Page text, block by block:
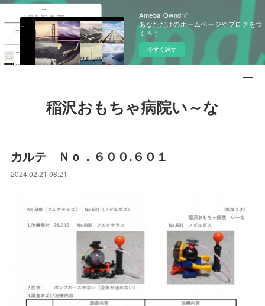
Ameba Owndで
あなただけのホームページやブログをつ
くろう
今すぐ試す
稲沢おもちゃ病院い～な
カルテ Ｎｏ．６００.６０１
2024.02.21 08:21